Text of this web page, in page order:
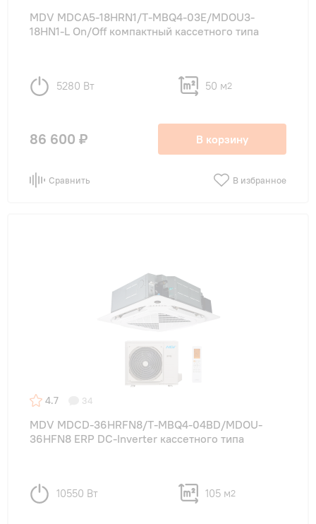
MDV MDCA5-18HRN1/T-MBQ4-03E/MDOU3-
18HN1-L On/Off компактный кассетного типа
5280 Вт 50 м2
86 600 ₽ В корзину
Сравнить В избранное
4.7 34
MDV MDCD-36HRFN8/T-MBQ4-04BD/MDOU-
36HFN8 ERP DC-Inverter кассетного типа
10550 Вт 105 м2